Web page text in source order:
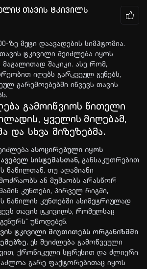
თავის ტკივილს
ზე მეტი დაავადების სიმპტომია.
ტკივილი შეიძლება იყოს
შაკიკი. ასე რომ,
იღებს გარკვეულ გენებს,
გარემოებებში იწვევს თავის
გამოიწვიოს წითელი
ყველის მიღებამ,
და სხვა მიზეზებმა.
ასოცირებული იყოს
სისტემასთან, განსაკუთრებით
ნაწილთან. თუ ადამიანი
ან მუშაობს არასწორ
კუნთები, პირველ რიგში,
ნაწილის კუნთებში ასიმეტრიულად
თავის ტკივილს, რომელსაც
უწოდებენ.
ტკივილი მიუთითებს ორგანიზმში
ეს შეიძლება გამოწვეული
ქრონიკული სტრესით და ძლიერი
გარე ფაქტორებითაც იყოს